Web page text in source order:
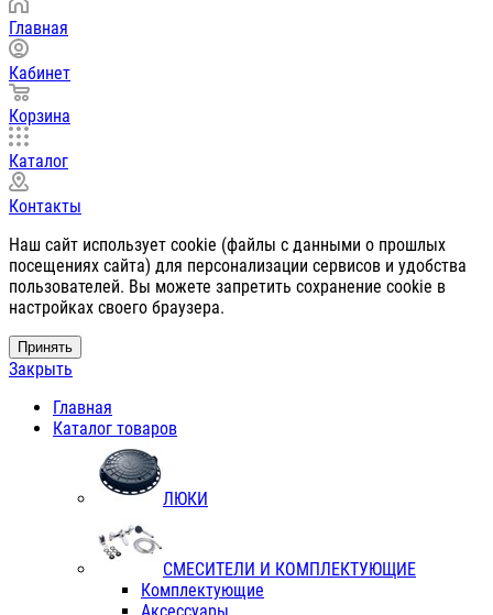
Главная
Кабинет
Корзина
Каталог
Контакты
Наш сайт использует cookie (файлы с данными о прошлых
посещениях сайта) для персонализации сервисов и удобства
пользователей. Вы можете запретить сохранение cookie в
настройках своего браузера.
Принять
Закрыть
Главная
Каталог товаров
ЛЮКИ
СМЕСИТЕЛИ И КОМПЛЕКТУЮЩИЕ
Комплектующие